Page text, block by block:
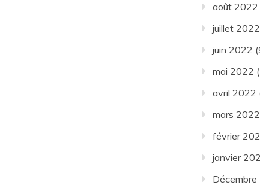
août 2022
juillet 2022
juin 2022
mai 2022
avril 2022
mars 2022
février
janvier